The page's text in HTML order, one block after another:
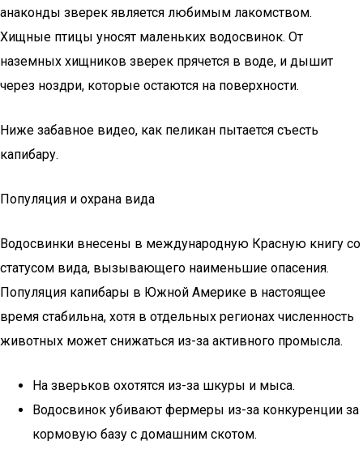
анаконды зверек является любимым лакомством.
Хищные птицы уносят маленьких водосвинок. От
наземных хищников зверек прячется в воде, и дышит
через ноздри, которые остаются на поверхности.
Ниже забавное видео, как пеликан пытается съесть
капибару.
Популяция и охрана вида
Водосвинки внесены в международную Красную книгу со
статусом вида, вызывающего наименьшие опасения.
Популяция капибары в Южной Америке в настоящее
время стабильна, хотя в отдельных регионах численность
животных может снижаться из-за активного промысла.
На зверьков охотятся из-за шкуры и мыса.
Водосвинок убивают фермеры из-за конкуренции за
кормовую базу с домашним скотом.